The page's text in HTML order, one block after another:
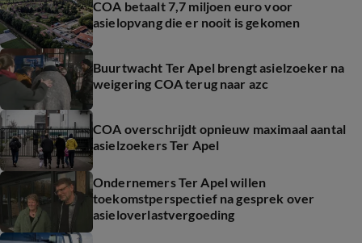
COA betaalt 7,7 miljoen euro voor
asielopvang die er nooit is gekomen
Buurtwacht Ter Apel brengt asielzoeker na
weigering COA terug naar azc
COA overschrijdt opnieuw maximaal aantal
asielzoekers Ter Apel
Ondernemers Ter Apel willen
toekomstperspectief na gesprek over
asieloverlastvergoeding